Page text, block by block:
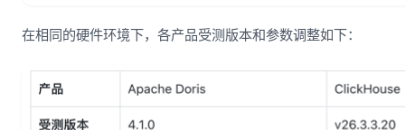
在相同的硬件环境下，各产品受测版本和参数调整如下：